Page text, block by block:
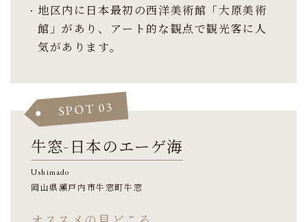
地区内に日本最初の西洋美術館「大原美術
館」があり、アート的な観点で観光客に人
気があります。
SPOT 03
牛窓-日本のエーゲ海
Ushimado
岡山県瀬戸内市牛窓町牛窓